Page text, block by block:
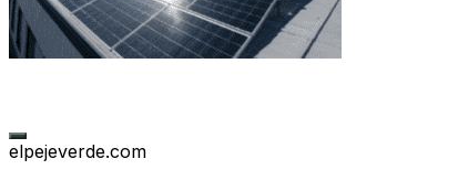
elpejeverde.com